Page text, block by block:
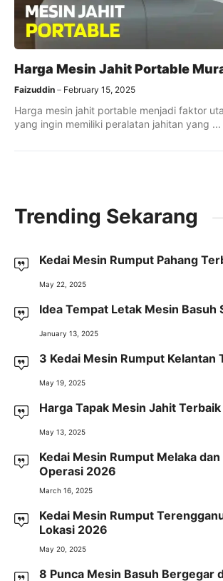
Harga Mesin Jahit Portable​
Faizuddin February 15, 2025
Harga mesin jahit portable menjadi faktor
yang ingin memiliki peralatan jahitan yang ...
Trending Sekarang
Kedai Mesin Rumput Pahang
May 22, 2025
Idea Tempat Letak Mesin Basuh
January 13, 2025
3 Kedai Mesin Rumput Kelantan
May 19, 2025
Harga Tapak Mesin Jahit
May 13, 2025
Kedai Mesin Rumput Melaka dan
Operasi 2026
March 16, 2025
Kedai Mesin Rumput
Lokasi 2026
May 20, 2025
8 Punca Mesin Basuh Bergegar